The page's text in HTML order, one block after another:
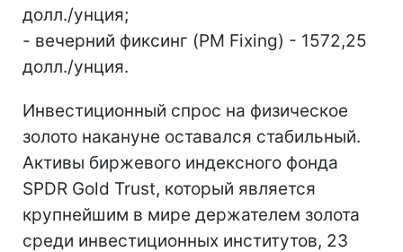
долл./унция;
- вечерний фиксинг (PM Fixing) - 1572,25
долл./унция.
Инвестиционный спрос на физическое
золото накануне оставался стабильный.
Активы биржевого индексного фонда
SPDR Gold Trust, который является
крупнейшим в мире держателем золота
среди инвестиционных институтов, 23